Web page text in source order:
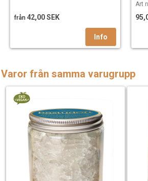
från 42,00 SEK
Art
Varor från samma varugrupp